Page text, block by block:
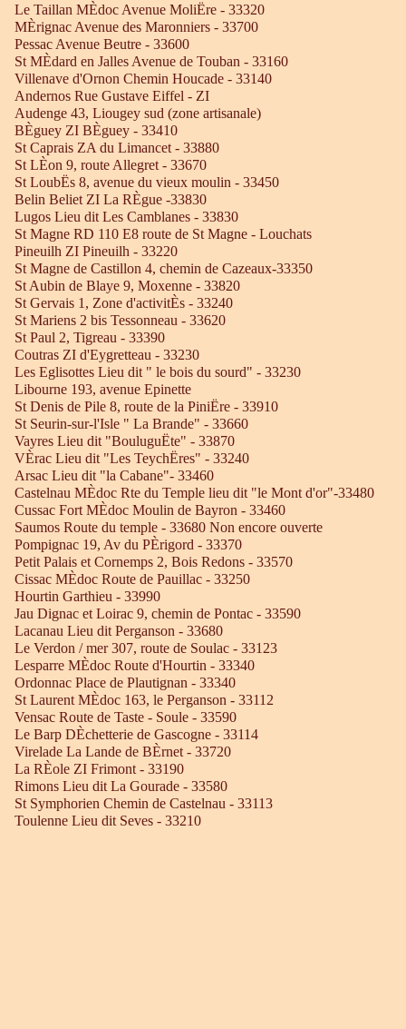
Le Taillan MÈdoc Avenue MoliËre - 33320
MÈrignac Avenue des Maronniers - 33700
Pessac Avenue Beutre - 33600
St MÈdard en Jalles Avenue de Touban - 33160
Villenave d'Ornon Chemin Houcade - 33140
Andernos Rue Gustave Eiffel - ZI
Audenge 43, Liougey sud (zone artisanale)
BÈguey ZI BÈguey - 33410
St Caprais ZA du Limancet - 33880
St LÈon 9, route Allegret - 33670
St LoubËs 8, avenue du vieux moulin - 33450
Belin Beliet ZI La RÈgue -33830
Lugos Lieu dit Les Camblanes - 33830
St Magne RD 110 E8 route de St Magne - Louchats
Pineuilh ZI Pineuilh - 33220
St Magne de Castillon 4, chemin de Cazeaux-33350
St Aubin de Blaye 9, Moxenne - 33820
St Gervais 1, Zone d'activitÈs - 33240
St Mariens 2 bis Tessonneau - 33620
St Paul 2, Tigreau - 33390
Coutras ZI d'Eygretteau - 33230
Les Eglisottes Lieu dit " le bois du sourd" - 33230
Libourne 193, avenue Epinette
St Denis de Pile 8, route de la PiniËre - 33910
St Seurin-sur-l'Isle " La Brande" - 33660
Vayres Lieu dit "BouluguËte" - 33870
VÈrac Lieu dit "Les TeychËres" - 33240
Arsac Lieu dit "la Cabane"- 33460
Castelnau MÈdoc Rte du Temple lieu dit "le Mont d'or"-33480
Cussac Fort MÈdoc Moulin de Bayron - 33460
Saumos Route du temple - 33680 Non encore ouverte
Pompignac 19, Av du PÈrigord - 33370
Petit Palais et Cornemps 2, Bois Redons - 33570
Cissac MÈdoc Route de Pauillac - 33250
Hourtin Garthieu - 33990
Jau Dignac et Loirac 9, chemin de Pontac - 33590
Lacanau Lieu dit Perganson - 33680
Le Verdon / mer 307, route de Soulac - 33123
Lesparre MÈdoc Route d'Hourtin - 33340
Ordonnac Place de Plautignan - 33340
St Laurent MÈdoc 163, le Perganson - 33112
Vensac Route de Taste - Soule - 33590
Le Barp DÈchetterie de Gascogne - 33114
Virelade La Lande de BÈrnet - 33720
La RÈole ZI Frimont - 33190
Rimons Lieu dit La Gourade - 33580
St Symphorien Chemin de Castelnau - 33113
Toulenne Lieu dit Seves - 33210